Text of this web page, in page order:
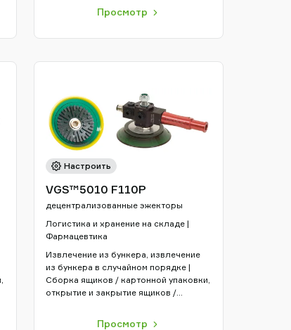
перемещение с упаковкой роботами
Просмотр
Настроить
VGS™5010 F110P
децентрализованные эжекторы
Логистика и хранение на складе |
Фармацевтика
Извлечение из бункера, извлечение
из бункера в случайном порядке |
Сборка ящиков / картонной упаковки,
открытие и закрытие ящиков /
перемещение с упаковкой роботами
Просмотр